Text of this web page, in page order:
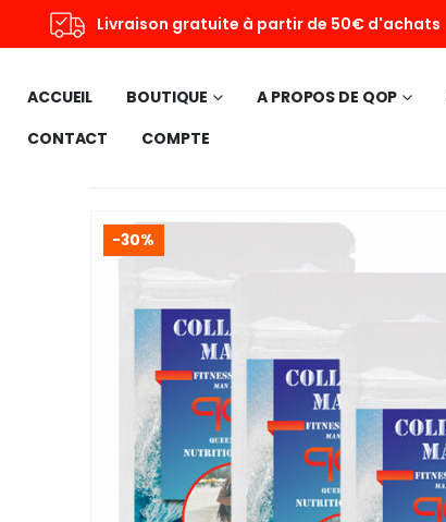
Livraison gratuite à partir de 50€ d'achats
ACCUEIL BOUTIQUE A PROPOS DE QOP
CONTACT
COMPTE
-30%